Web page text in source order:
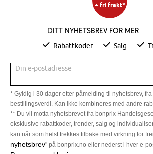
+ fri frakt*
Ditt nyhetsbrev for mer
Rabattkoder Salg
Din e-postadresse
* Gyldig i 30 dager etter påmelding til nyhetsbrev,
bestillingsverdi. Kan ikke kombineres med andre
** Du vil motta nyhetsbrevet fra bonprix
eksklusive rabattkoder, trender, salg og
kan når som helst trekkes tilbake med virkning for
nyhetsbrev" på bonprix.no eller nederst i hver e-